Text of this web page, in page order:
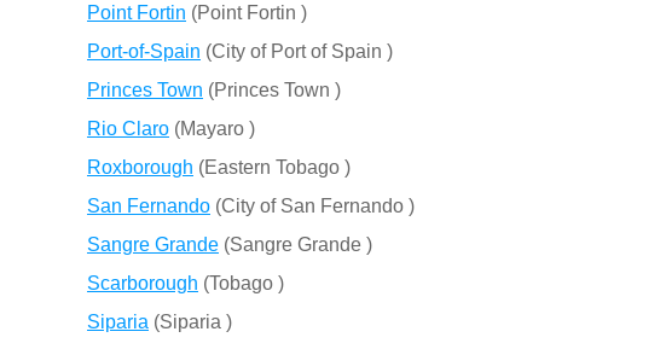
Point Fortin (Point Fortin )
Port-of-Spain (City of Port of Spain )
Princes Town (Princes Town )
Rio Claro (Mayaro )
Roxborough (Eastern Tobago )
San Fernando (City of San Fernando )
Sangre Grande (Sangre Grande )
Scarborough (Tobago )
Siparia (Siparia )